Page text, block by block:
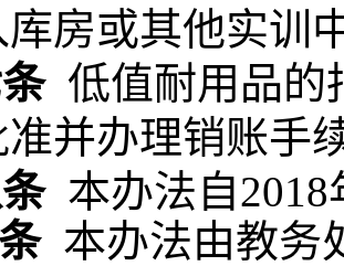
库房或其他实训
低值耐用品的
并办理销账手
本办法自
本办法由教务